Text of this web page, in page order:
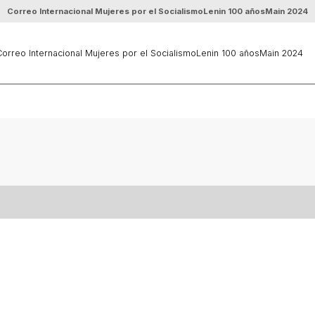
Correo Internacional Mujeres por el SocialismoLenin 100 añosMain 2024
Internacional Mujeres por el SocialismoLenin 100 añosMain 2024